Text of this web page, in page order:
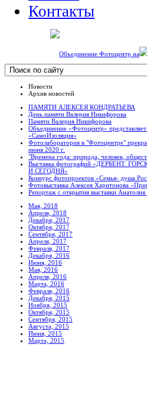
Контакты
Объединение Фотоцентр на
Новости
Архив новостей
ПАМЯТИ АЛЕКСЕЯ КОНДРАТЬЕВА
День памяти Валерия Никифорова
Памяти Валерия Никифорова
Объединение «Фотоцентр»
«СамоИзоляция»
Фотолаборатория в "Фотоцентре"
июня 2020 г.
"Времена года: природа, человек,
Выставка фотографий «ДЕРБЕНТ.
И СЕГОДНЯ»
Конкурс фотопроектов «Семья- душа
Фотовыставка Алексея Харитонова
Репортаж с открытия выставки
Мая, 2018
Апреля, 2018
Декабря, 2017
Октября, 2017
Сентября, 2017
Апреля, 2017
Февраля, 2017
Декабря, 2016
Июня, 2016
Мая, 2016
Апреля, 2016
Марта, 2016
Февраля, 2016
Декабря, 2015
Ноября, 2015
Октября, 2015
Сентября, 2015
Августа, 2015
Июня, 2015
Марта, 2015